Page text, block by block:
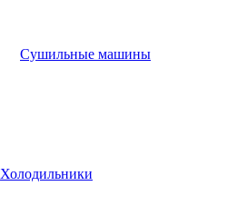
Сушильные машины
Холодильники